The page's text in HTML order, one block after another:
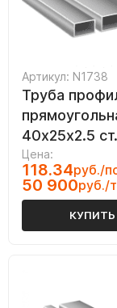
Артикул: N1738
Труба
40х25х2.5
Цена:
118.34руб./
50 900руб./т
КУПИТЬ